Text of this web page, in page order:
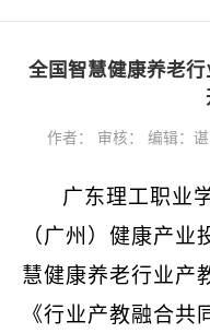
全国智慧健康养老
作者： 审核： 编辑：
广东理工职业
（广州）健康产
慧健康养老行业产
《行业产教融合